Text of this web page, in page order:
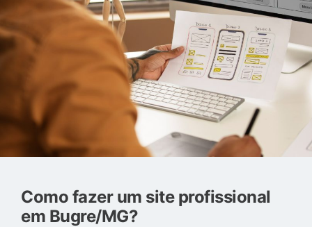
Como fazer um site profissional
em Bugre/MG?